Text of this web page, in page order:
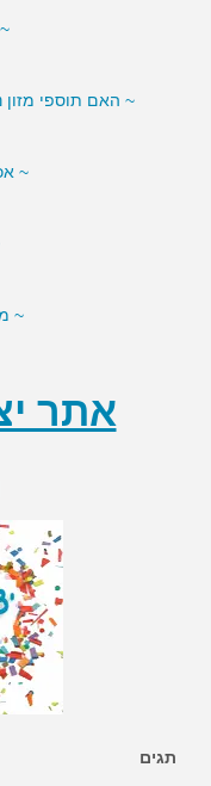
~ האם תוספי
~
~
אתר
תגים